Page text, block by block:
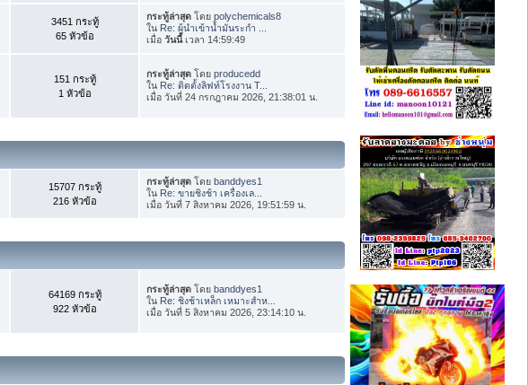
3451 กระทู้
65 หัวข้อ
กระทู้ล่าสุด โดยpolychemicals8
ใน Re: ผู้นำเข้าน้ำมันระกำ ...
เมื่อวันนี้เวลา 14:59:49
151 กระทู้
1 หัวข้อ
กระทู้ล่าสุด โดยproducedd
ใน Re: ติดตั้งลิฟท์โรงงาน T...
เมื่อ วันที่ 24 กรกฎาคม 2026, 21:38:01 น.
15707 กระทู้
216 หัวข้อ
กระทู้ล่าสุด โดยbanddyes1
ใน Re: ขายชิงช้า เครื่องเล...
เมื่อ วันที่ 7 สิงหาคม 2026, 19:51:59 น.
64169 กระทู้
922 หัวข้อ
กระทู้ล่าสุด โดยbanddyes1
ใน Re: ชิงช้าเหล็ก เหมาะสำห...
เมื่อ วันที่ 5 สิงหาคม 2026, 23:14:10 น.